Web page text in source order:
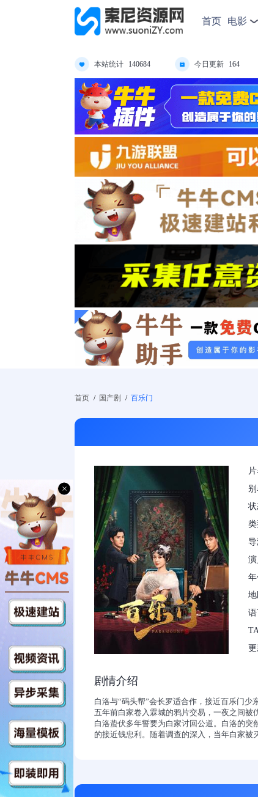
首页 电影
本站统计 140684 今日更新 164
首页 / 国产剧 / 百乐门
别
年
剧情介绍
白洛与“码头帮”会长罗适合作，接近百乐门
五年前白家卷入霖城的鸦片交易，一夜之间
白洛蛰伏多年誓要为白家讨回公道。白洛的
的接近钱忠利。随着调查的深入，当年白家
×